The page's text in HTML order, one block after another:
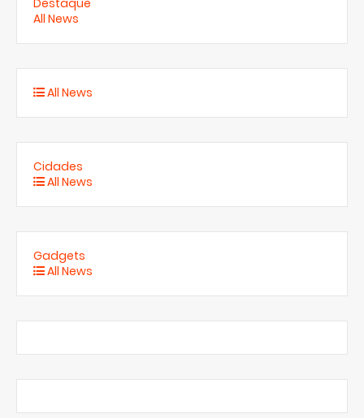
All News
All News
Cidades
All News
Gadgets
All News